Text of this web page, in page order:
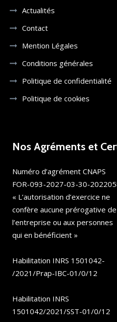
Actualités
Contact
Mention Légales
Conditions générales
Politique de confidentialité
Politique de cookies
Nos Agréments et
Numéro d’agrément CNAPS
FOR-093-2027-03-30-
« L’autorisation d’exercice ne
confère aucune prérogative
l’entreprise ou aux personnes
qui en bénéficient »
Habilitation INRS 1501042-
/2021/Prap-IBC-01/0/12
Habilitation INRS
1501042/2021/SST-01/0/12